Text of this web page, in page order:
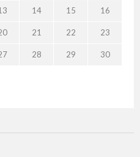
14 15 16
21 22 23
28 29 30